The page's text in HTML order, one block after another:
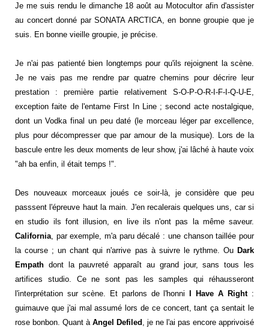
Je me suis rendu le dimanche 18 août au Motocultor afin d'assister
au concert donné par SONATA ARCTICA, en bonne groupie que je
suis. En bonne vieille groupie, je précise.
Je n'ai pas patienté bien longtemps pour qu'ils rejoignent la scène.
Je ne vais pas me rendre par quatre chemins pour décrire leur
prestation : première partie relativement S-O-P-O-R-I-F-I-Q-U-E,
exception faite de l'entame First In Line ; second acte nostalgique,
dont un Vodka final un peu daté (le morceau léger par excellence,
plus pour décompresser que par amour de la musique). Lors de la
bascule entre les deux moments de leur show, j'ai lâché à haute voix
"ah ba enfin, il était temps !".
Des nouveaux morceaux joués ce soir-là, je considère que peu
passsent l'épreuve haut la main. J'en recalerais quelques uns, car si
en studio ils font illusion, en live ils n'ont pas la même saveur.
California , par exemple, m'a paru décalé : une chanson taillée pour
la course ; un chant qui n'arrive pas à suivre le rythme. Ou Dark
Empath dont la pauvreté apparaît au grand jour, sans tous les
artifices studio. Ce ne sont pas les samples qui réhausseront
l'interprétation sur scène. Et parlons de l'honni
I Have A Right:
guimauve que j'ai mal assumé lors de ce concert, tant ça sentait le
rose bonbon. Quant à Angel Defiled
, je ne l'ai pas encore apprivoisé